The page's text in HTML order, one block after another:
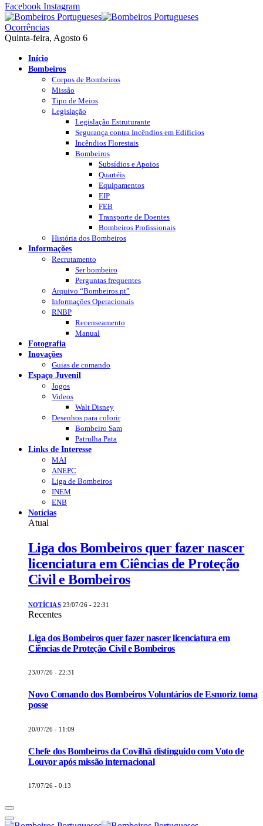
Facebook Instagram
Ocorrências
Quinta-feira, Agosto 6
Início
Bombeiros
Corpos de Bombeiros
Missão
Tipo de Meios
Legislação
Legislação Estruturante
Segurança contra Incêndios em Edificios
Incêndios Florestais
Bombeiros
Subsídios e Apoios
Quartéis
Equipamentos
EIP
FEB
Transporte de Doentes
Bombeiros Profissionais
História dos Bombeiros
Informações
Recrutamento
Ser bombeiro
Perguntas frequentes
Arquivo “Bombeiros.pt”
Informações Operacionais
RNBP
Recenseamento
Manual
Fotografia
Inovações
Guias de comando
Espaço Juvenil
Jogos
Videos
Walt Disney
Desenhos para colorir
Bombeiro Sam
Patrulha Pata
Links de Interesse
MAI
ANEPC
Liga de Bombeiros
INEM
ENB
Notícias
Atual
Liga dos Bombeiros quer fazer nascer
licenciatura em Ciências de Proteção
Civil e Bombeiros
NOTÍCIAS 23/07/26 - 22:31
Recentes
Liga dos Bombeiros quer fazer nascer licenciatura em
Ciências de Proteção Civil e Bombeiros
23/07/26 - 22:31
Novo Comando dos Bombeiros Voluntários de Esmoriz toma
posse
20/07/26 - 11:09
Chefe dos Bombeiros da Covilhã distinguido com Voto de
Louvor após missão internacional
17/07/26 - 0:13